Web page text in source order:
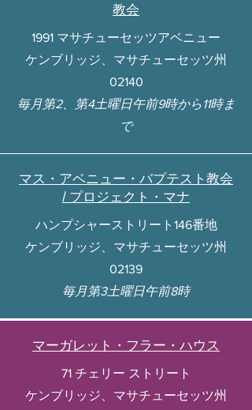
教会
1991 マサチューセッツアベニュー
ケンブリッジ、マサチューセッツ州
02140
毎月第2、第4土曜日午前9時から11時ま
で
マス・アベニュー・バプテスト教会
/ プロジェクト・マナ
ハンプシャーストリート146番地
ケンブリッジ、マサチューセッツ州
02139
毎月第3土曜日午前8時
マーガレット・フラー・ハウス
71 チェリー ストリート
ケンブリッジ、マサチューセッツ州